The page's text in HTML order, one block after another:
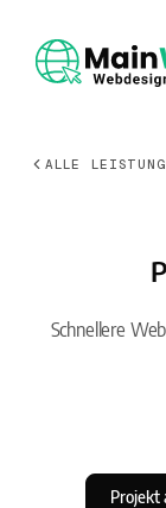
ALLE
Schnellere
Projekt